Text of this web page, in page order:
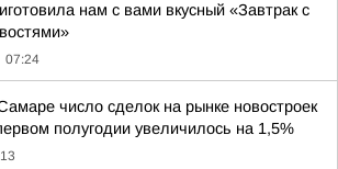
нам с вами вкусный «Завтрак с
07:24
число сделок на рынке новостроек
полугодии увеличилось на 1,5%